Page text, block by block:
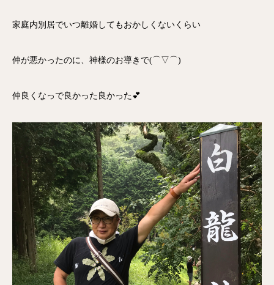
家庭内別居でいつ離婚してもおかしくないくらい
仲が悪かったのに、神様のお導きで(⌒▽⌒)
仲良くなっで良かった良かった💕